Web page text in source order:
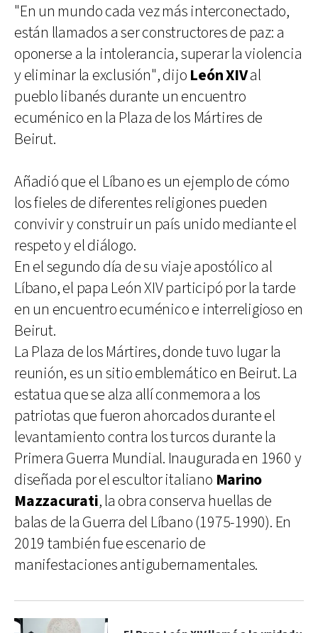
"En un mundo cada vez más interconectado,
están llamados a ser constructores de paz: a
oponerse a la intolerancia, superar la violencia
y eliminar la exclusión", dijo León XIVal
pueblo libanés durante un encuentro
ecuménico en la Plaza de los Mártires de
Beirut.
Añadió que el Líbano es un ejemplo de cómo
los fieles de diferentes religiones pueden
convivir y construir un país unido mediante el
respeto y el diálogo.
En el segundo día de su viaje apostólico al
Líbano, el papa León XIV participó por la tarde
en un encuentro ecuménico e interreligioso en
Beirut.
La Plaza de los Mártires, donde tuvo lugar la
reunión, es un sitio emblemático en Beirut. La
estatua que se alza allí conmemora a los
patriotas que fueron ahorcados durante el
levantamiento contra los turcos durante la
Primera Guerra Mundial. Inaugurada en 1960 y
diseñada por el escultor italiano Marino
Mazzacurati, la obra conserva huellas de
balas de la Guerra del Líbano (1975-1990). En
2019 también fue escenario de
manifestaciones antigubernamentales.